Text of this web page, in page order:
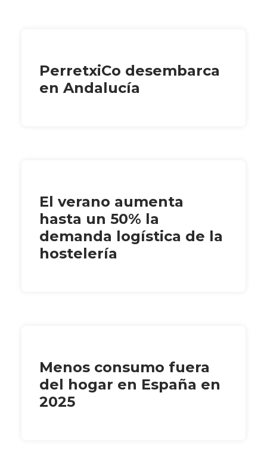
PerretxiCo desembarca
en Andalucía
El verano aumenta
hasta un 50% la
demanda logística de la
hostelería
Menos consumo fuera
del hogar en España en
2025